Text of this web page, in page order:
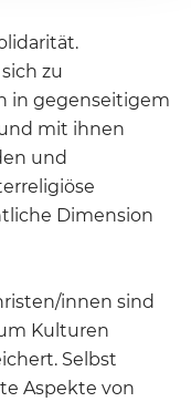
zu
in gegenseitigem
mit ihnen
und
Dimension
innen sind
Kulturen
Selbst
Aspekte von